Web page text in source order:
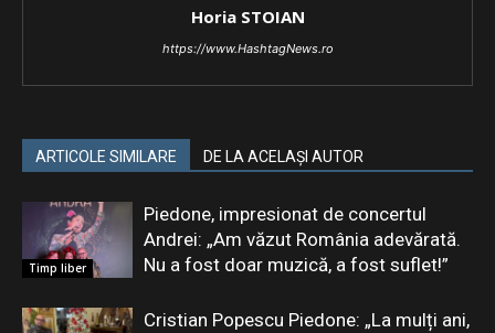
Horia STOIAN
https://www.HashtagNews.ro
ARTICOLE SIMILARE DE LA ACELAȘI AUTOR
Timp liber
Piedone, impresionat de concertul
Andrei: „Am văzut România adevărată.
Nu a fost doar muzică, a fost suflet!”
Cristian Popescu Piedone: „La mulți ani,